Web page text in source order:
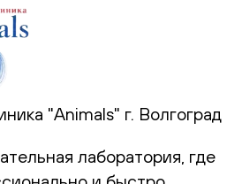
"Animals" г. Волгоград
лаборатория, где